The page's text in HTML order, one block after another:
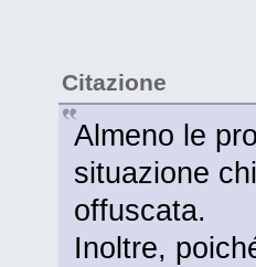
Citazione
Almeno le
situazione
offuscata.
Inoltre,